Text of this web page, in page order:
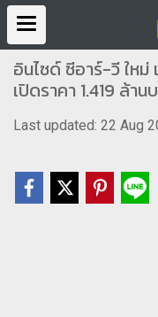
อินไซด์ ซีอาร์-วี ให
เปิดราคา 1.419 ล้าน
Last updated: 22 Aug